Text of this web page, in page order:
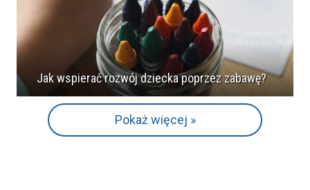
Jak wspierać rozwój dziecka poprzez zabawę?
Pokaż więcej »